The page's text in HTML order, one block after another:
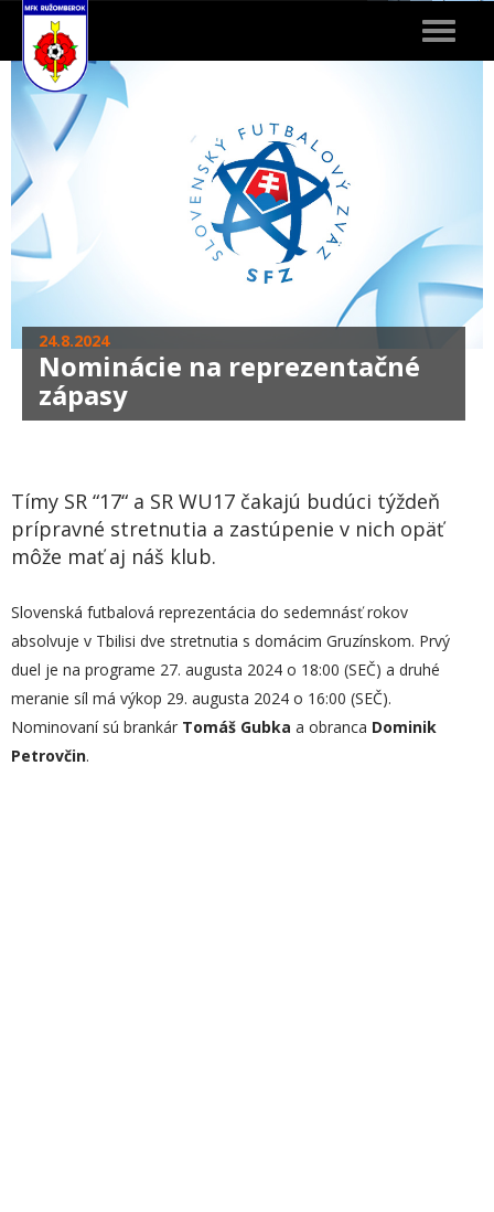
Toggle
24.8.2024
Nominácie na reprezentačné
zápasy
Tímy SR “17“ a SR WU17 čakajú budúci týždeň
prípravné stretnutia a zastúpenie v nich opäť
môže mať aj náš klub.
Slovenská futbalová reprezentácia do sedemnásť rokov
absolvuje v Tbilisi dve stretnutia s domácim Gruzínskom. Prvý
duel je na programe 27. augusta 2024 o 18:00 (SEČ) a druhé
meranie síl má výkop 29. augusta 2024 o 16:00 (SEČ).
Nominovaní sú brankár Tomáš Gubka a obranca Dominik
Petrovčin.